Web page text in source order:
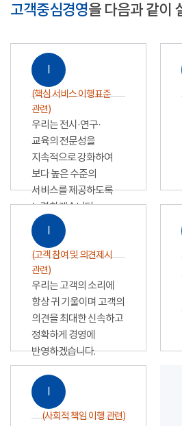
고객중심경영을 다음과 같이
Ⅰ
(핵심 서비스 이행표준
관련)
우리는 전시·연구·
교육의 전문성을
지속적으로 강화하여
보다 높은 수준의
서비스를 제공하도록
노력하겠습니다.
Ⅰ
(고객 참여 및 의견제시
관련)
우리는 고객의 소리에
항상 귀 기울이며 고객의
의견을 최대한 신속하고
정확하게 경영에
반영하겠습니다.
Ⅰ
(사회적 책임 이행 관련)